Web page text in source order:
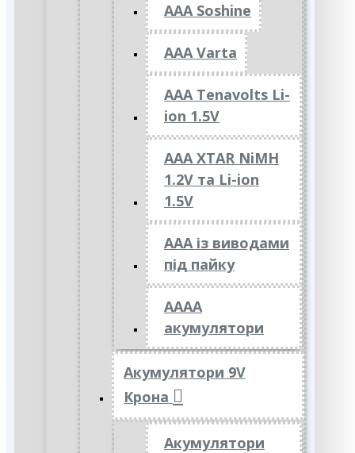
AAA Soshine
AAA Varta
AAA Tenavolts Li-
ion 1.5V
AAA XTAR NiMH
1.2V та Li-ion
1.5V
ААА із виводами
під пайку
АААА
акумулятори
Акумулятори 9V
Крона
Акумулятори